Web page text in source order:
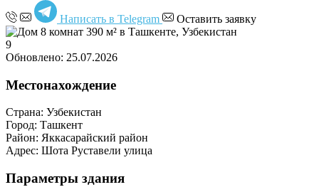
Написать в Telegram Оставить заявку
9
Обновлено: 25.07.2026
Местонахождение
Страна: Узбекистан
Город: Ташкент
Район: Яккасарайский район
Адрес: Шота Руставели улица
Параметры здания